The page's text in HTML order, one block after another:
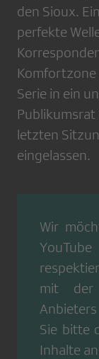
den Sioux.
perfekte
Serie in ein
Publikumsrat
letzten
eingelassen.
Wir
mit
Sie bitte
Inhalte